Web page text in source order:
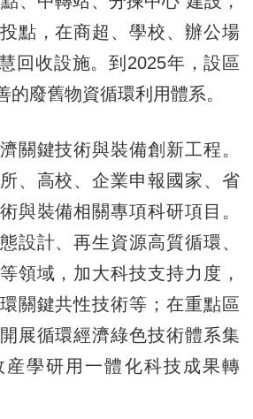
點，在商超、學校、辦公場
回收設施。到2025年，設區
的廢舊物資循環利用體系。
鍵技術與裝備創新工程。
、高校、企業申報國家、省
與裝備相關專項科研項目。
設計、再生資源高質循環、
領域，加大科技支持力度，
關鍵共性技術等；在重點區
展循環經濟綠色技術體系集
産學研用一體化科技成果轉